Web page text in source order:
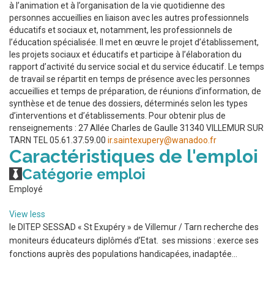
à l’animation et à l’organisation de la vie quotidienne des
personnes accueillies en liaison avec les autres professionnels
éducatifs et sociaux et, notamment, les professionnels de
l’éducation spécialisée. Il met en œuvre le projet d’établissement,
les projets sociaux et éducatifs et participe à l’élaboration du
rapport d’activité du service social et du service éducatif. Le temps
de travail se répartit en temps de présence avec les personnes
accueillies et temps de préparation, de réunions d’information, de
synthèse et de tenue des dossiers, déterminés selon les types
d’interventions et d’établissements. Pour obtenir plus de
renseignements : 27 Allée Charles de Gaulle 31340 VILLEMUR SUR
TARN TEL 05.61.37.59.00 ir.saintexupery@wanadoo.fr
Caractéristiques de l'emploi
Catégorie emploi
Employé
View less
le DITEP SESSAD « St Exupéry » de Villemur / Tarn recherche des
moniteurs éducateurs diplômés d’Etat. ses missions : exerce ses
fonctions auprès des populations handicapées, inadaptée...